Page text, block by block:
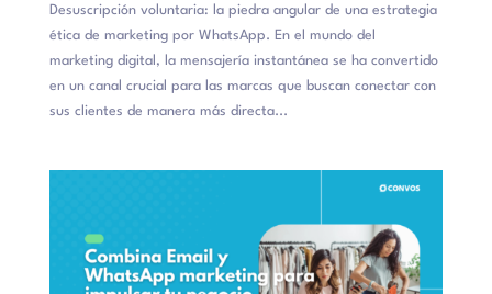
Desuscripción voluntaria: la piedra angular de una estrategia
ética de marketing por WhatsApp. En el mundo del
marketing digital, la mensajería instantánea se ha convertido
en un canal crucial para las marcas que buscan conectar con
sus clientes de manera más directa...